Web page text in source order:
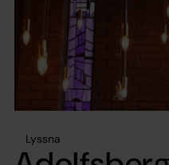
Lyssna